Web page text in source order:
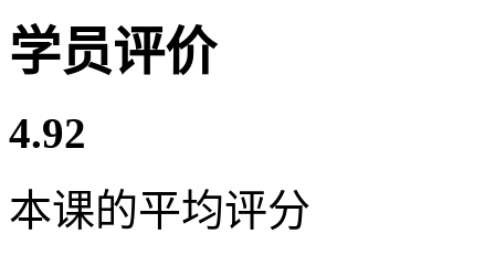
学员评价
4.92
本课的平均评分